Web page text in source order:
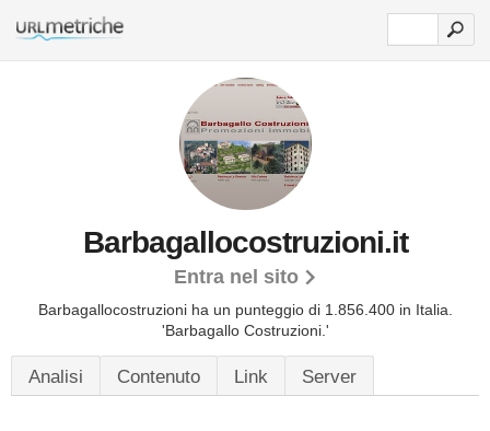
Barbagallocostruzioni.it
Entra nel sito
Barbagallocostruzioni ha un punteggio di 1.856.400 in Italia.
'Barbagallo Costruzioni.'
Analisi Contenuto Link Server